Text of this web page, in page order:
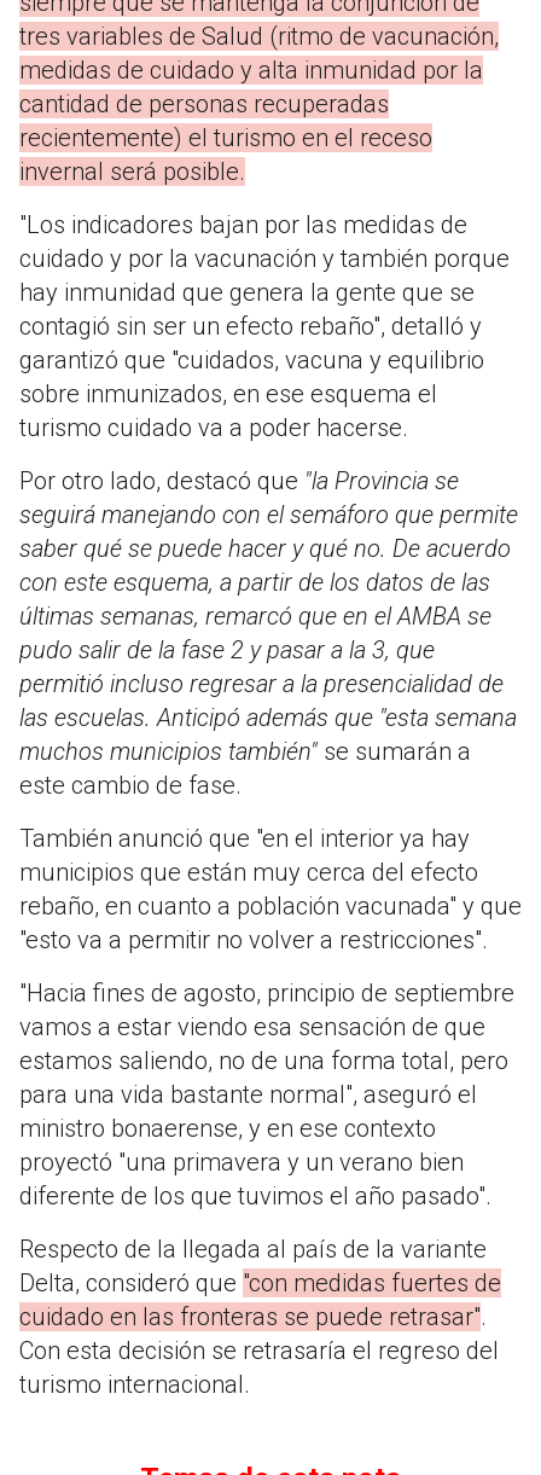
tres variables de Salud (ritmo de vacunación,
medidas de cuidado y alta inmunidad por la
cantidad de personas recuperadas
recientemente) el turismo en el receso
invernal será posible.
"Los indicadores bajan por las medidas de
cuidado y por la vacunación y también porque
hay inmunidad que genera la gente que se
contagió sin ser un efecto rebaño", detalló y
garantizó que "cuidados, vacuna y equilibrio
sobre inmunizados, en ese esquema el
turismo cuidado va a poder hacerse.
Por otro lado, destacó que "la Provincia se
seguirá manejando con el semáforo que permite
saber qué se puede hacer y qué no. De acuerdo
con este esquema, a partir de los datos de las
últimas semanas, remarcó que en el AMBA se
pudo salir de la fase 2 y pasar a la 3, que
permitió incluso regresar a la presencialidad de
las escuelas. Anticipó además que "esta semana
muchos municipios también" se sumarán a
este cambio de fase.
También anunció que "en el interior ya hay
municipios que están muy cerca del efecto
rebaño, en cuanto a población vacunada" y que
"esto va a permitir no volver a restricciones".
"Hacia fines de agosto, principio de septiembre
vamos a estar viendo esa sensación de que
estamos saliendo, no de una forma total, pero
para una vida bastante normal", aseguró el
ministro bonaerense, y en ese contexto
proyectó "una primavera y un verano bien
diferente de los que tuvimos el año pasado".
Respecto de la llegada al país de la variante
Delta, consideró que "con medidas fuertes de
cuidado en las fronteras se puede retrasar".
Con esta decisión se retrasaría el regreso del
turismo internacional.